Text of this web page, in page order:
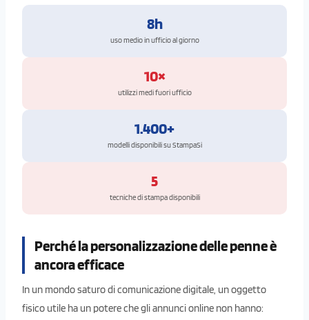
8h
uso medio in ufficio al giorno
10×
utilizzi medi fuori ufficio
1.400+
modelli disponibili su StampaSi
5
tecniche di stampa disponibili
Perché la personalizzazione delle penne è
ancora efficace
In un mondo saturo di comunicazione digitale, un oggetto
fisico utile ha un potere che gli annunci online non hanno: